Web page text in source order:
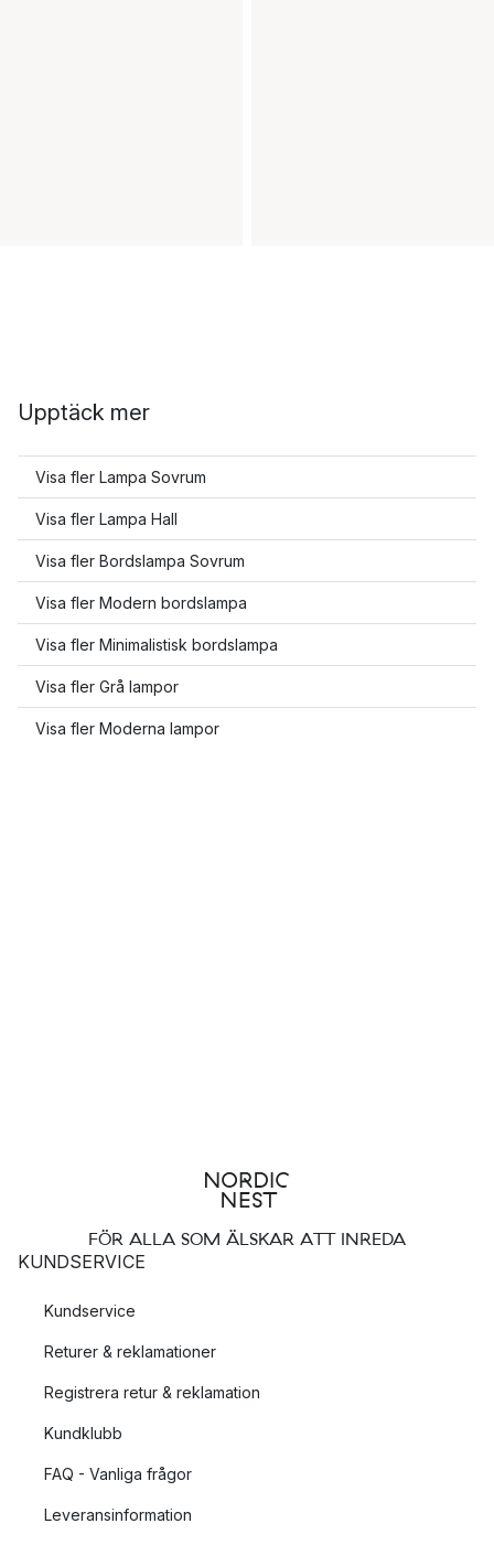
Upptäck mer
Visa fler Lampa Sovrum
Visa fler Lampa Hall
Visa fler Bordslampa Sovrum
Visa fler Modern bordslampa
Visa fler Minimalistisk bordslampa
Visa fler Grå lampor
Visa fler Moderna lampor
FÖR ALLA SOM ÄLSKAR ATT INREDA
KUNDSERVICE
Kundservice
Returer & reklamationer
Registrera retur & reklamation
Kundklubb
FAQ - Vanliga frågor
Leveransinformation